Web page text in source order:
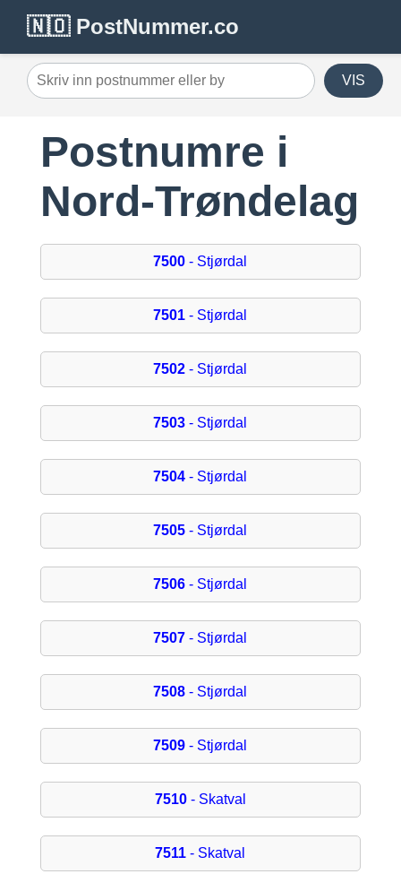
🇳🇴 PostNummer.co
VIS
Postnumre i
Nord-Trøndelag
7500 - Stjørdal
7501 - Stjørdal
7502 - Stjørdal
7503 - Stjørdal
7504 - Stjørdal
7505 - Stjørdal
7506 - Stjørdal
7507 - Stjørdal
7508 - Stjørdal
7509 - Stjørdal
7510- Skatval
7511 - Skatval